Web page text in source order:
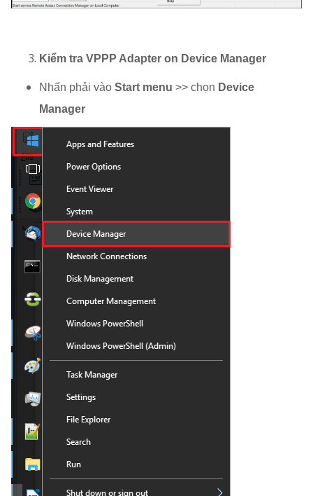
Kiểm tra VPPP Adapter on Device Manager
Nhấn phải vào Start menu >> chọn Device
Manager